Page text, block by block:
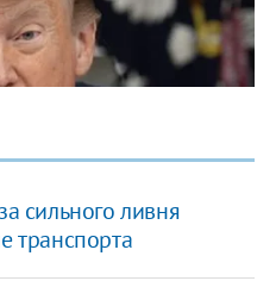
сильного ливня
транспорта